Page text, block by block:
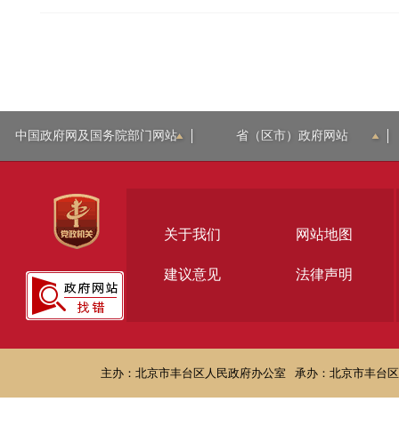
中国政府网及国务院部门网站 省（区市）政府网站
关于我们 网站地图
建议意见 法律声明
主办：北京市丰台区人民政府办公室 承办：北京市丰台